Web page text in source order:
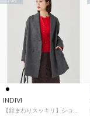
INDIVI